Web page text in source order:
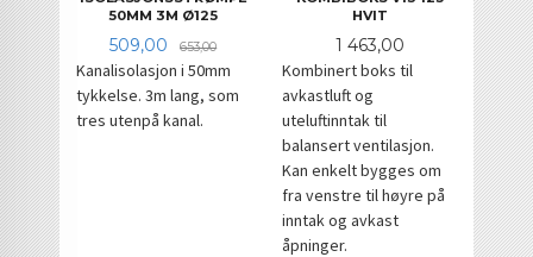
50MM 3M Ø125
Tilbud
509,00 653,00Rabatt
Kanalisolasjon i 50mm
tykkelse. 3m lang, som
tres utenpå kanal.
HVIT
Pris
1 463,00
Kombinert boks til
avkastluft og
uteluftinntak til
balansert ventilasjon.
Kan enkelt bygges om
fra venstre til høyre på
inntak og avkast
åpninger.